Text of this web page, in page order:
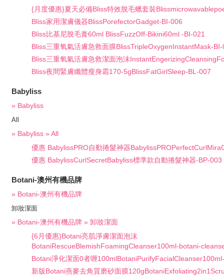
{月度優惠}夏天必備Bliss特效脫毛蠟套裝
Bliss家用潔膚儀器BlissPorefectorGadget-BI-006
Bliss比基尼脫毛膏60ml BlissFuzzOff-Bikini60ml -BI-021
Bliss三重氧氣活膚急救面膜BlissTripleOxygenInstantMask-
Bliss三重氧氣活膚急救潔面泡沫
Bliss夜間緊膚纖體瘦身霜170-5gBlissFatGirlSleep-BL-007
Babyliss
» Babyliss
All
» Babyliss » All
優惠 BabylissPRO自動捲髮神器
優惠 BabylissCurlSecretBabyliss標準款自動捲髮神器-BP-003
Botani-澳州有機品牌
» Botani-澳州有機品牌
卸妝潔面
» Botani-澳州有機品牌 » 卸妝潔面
{6月優惠}Botani亮肌淨膚潔面泡沫
BotaniRescueBlemishFoamingCleanser100ml-botani-
Botani淨化潔面0者喱
新版Botani燕麥去角質磨砂面膜